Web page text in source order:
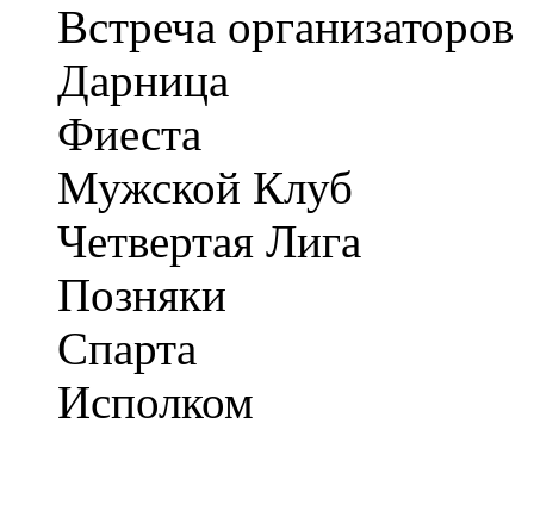
Встреча организаторов
Дарница
Фиеста
Мужской Клуб
Четвертая Лига
Позняки
Спарта
Исполком